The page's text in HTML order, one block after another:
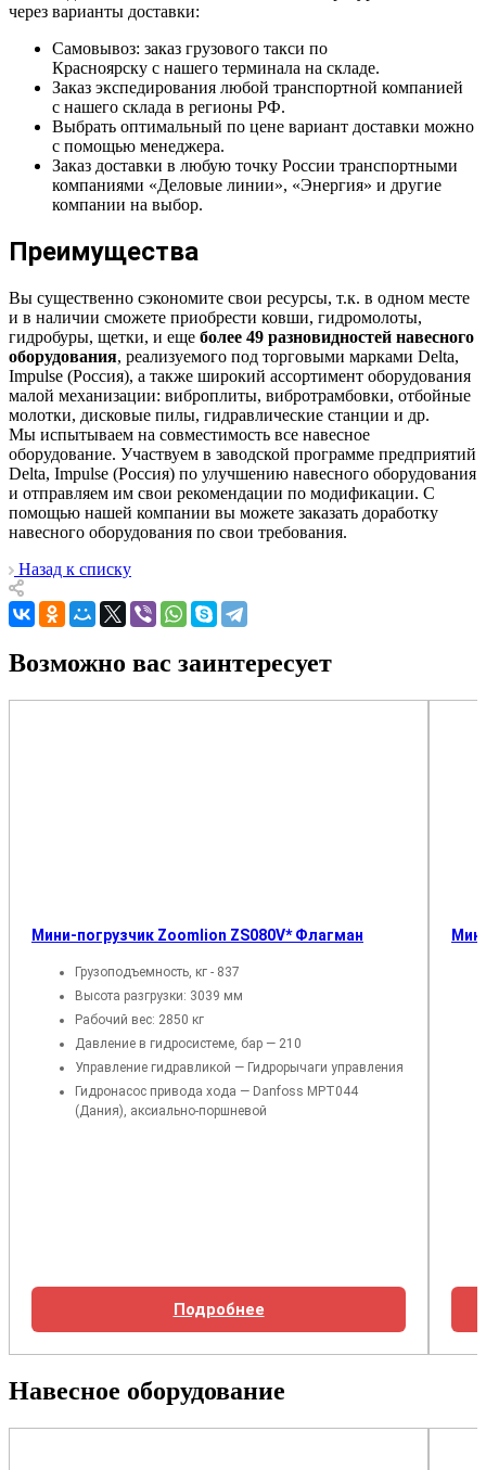
через варианты доставки:
Самовывоз: заказ грузового такси по
Красноярску с нашего терминала на складе.
Заказ экспедирования любой транспортной компанией
с нашего склада в регионы РФ.
Выбрать оптимальный по цене вариант доставки можно
с помощью менеджера.
Заказ доставки в любую точку России транспортными
компаниями «Деловые линии», «Энергия» и другие
компании на выбор.
Преимущества
Вы существенно сэкономите свои ресурсы, т.к. в одном месте
и в наличии сможете приобрести ковши, гидромолоты,
гидробуры, щетки, и еще более 49 разновидностей навесного
оборудования, реализуемого под торговыми марками Delta,
Impulse (Россия), а также широкий ассортимент оборудования
малой механизации: виброплиты, вибротрамбовки, отбойные
молотки, дисковые пилы, гидравлические станции и др.
Мы испытываем на совместимость все навесное
оборудование. Участвуем в заводской программе предприятий
Delta, Impulse (Россия) по улучшению навесного оборудования
и отправляем им свои рекомендации по модификации. С
помощью нашей компании вы можете заказать доработку
навесного оборудования по свои требования.
Назад к списку
Возможно вас заинтересует
Мини-погрузчик Zoomlion ZS080V* Флагман
Грузоподъемность, кг - 837
Высота разгрузки: 3039 мм
Рабочий вес: 2850 кг
Давление в гидросистеме, бар — 210
Управление гидравликой — Гидрорычаги управления
Гидронасос привода хода — Danfoss MPT044
(Дания), аксиально-поршневой
Подробнее
Навесное оборудование